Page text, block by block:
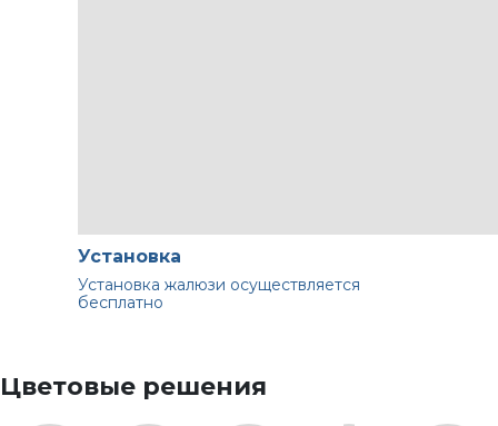
Установка
Установка жалюзи осуществляется
бесплатно
Цветовые решения